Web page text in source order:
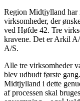
Region Midtjylland har
virksomheder, der
ved Høfde 42. Tre
kravene. Det er Arkil
A/S.
Alle tre virksomheder
blev udbudt første
Midtjylland i dette
af processen skal